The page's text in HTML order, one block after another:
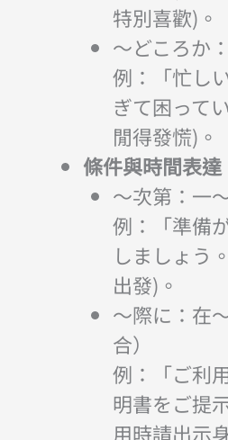
特別喜歡)。
～どころか
例：「忙し
ぎて困って
閒得發慌)。
條件與時間表達
～次第：一
例：「準備
しましょう
出發)。
～際に：在
合）
例：「ご利
明書をご提
用時請出示